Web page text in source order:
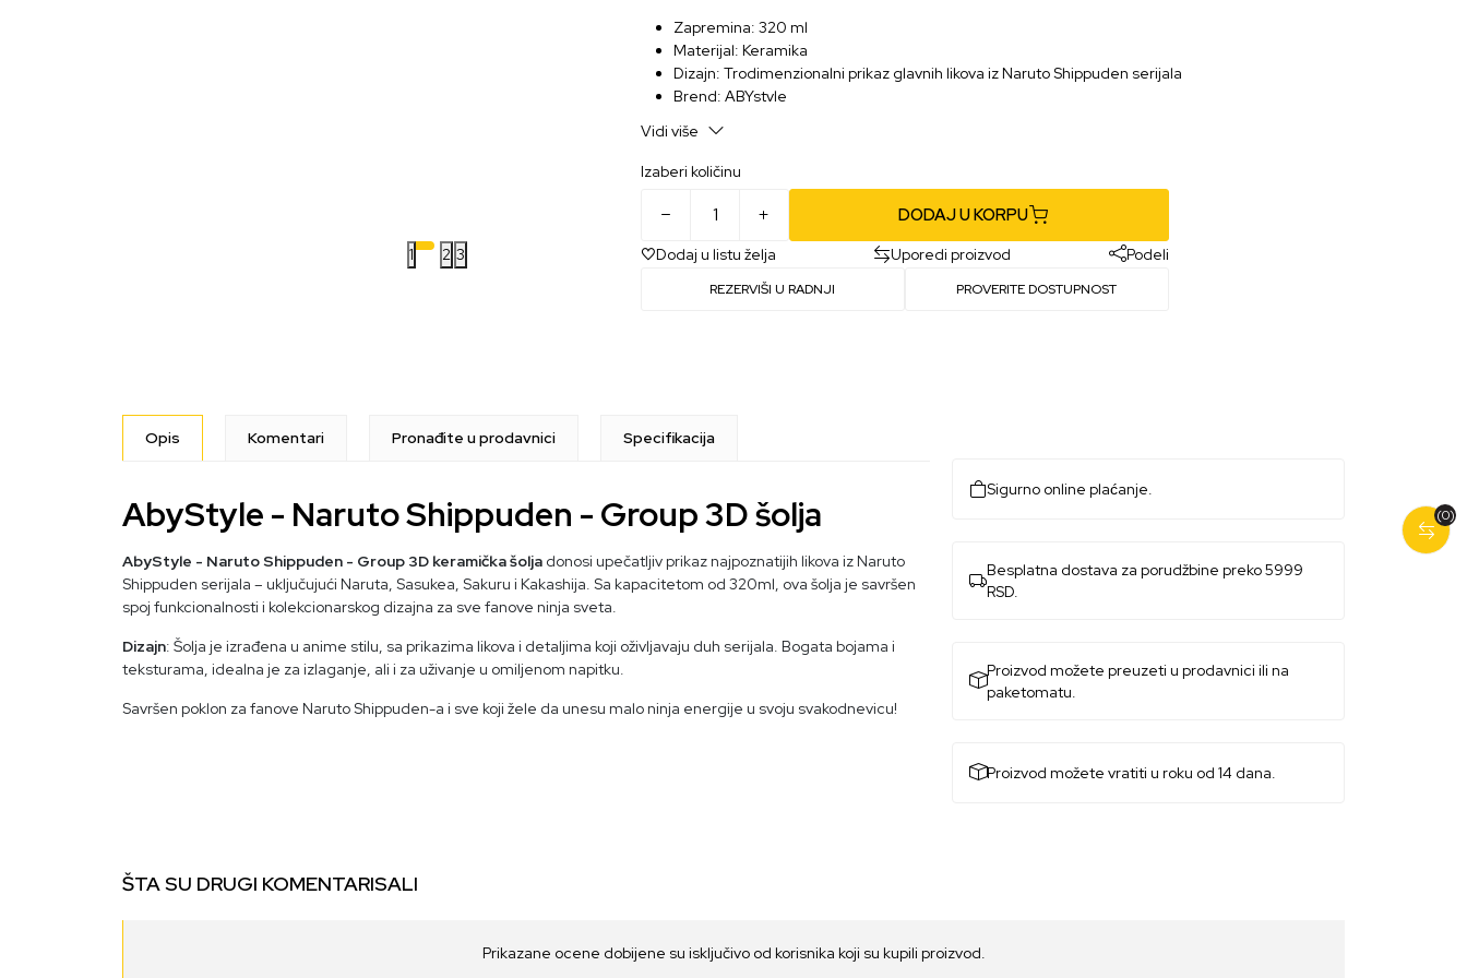
1 2 3
Zapremina: 320 ml
Materijal: Keramika
Dizajn: Trodimenzionalni prikaz glavnih likova iz Naruto Shippuden serijala
Brend: ABYstyle
Pogodna za mikrotalasnu i mašinu za sudove
Vidi više
Izaberi količinu
DODAJ U KORPU
Dodaj u listu želja Uporedi proizvod Podeli
REZERVIŠI U RADNJI PROVERITE DOSTUPNOST
(0)
Opis Komentari Pronađite u prodavnici Specifikacija
AbyStyle - Naruto Shippuden - Group 3D šolja
AbyStyle - Naruto Shippuden - Group 3D keramička šolja donosi upečatljiv prikaz najpoznatijih likova iz Naruto
Shippuden serijala – uključujući Naruta, Sasukea, Sakuru i Kakashija. Sa kapacitetom od 320ml, ova šolja je savršen
spoj funkcionalnosti i kolekcionarskog dizajna za sve fanove ninja sveta.
Dizajn: Šolja je izrađena u anime stilu, sa prikazima likova i detaljima koji oživljavaju duh serijala. Bogata bojama i
teksturama, idealna je za izlaganje, ali i za uživanje u omiljenom napitku.
Savršen poklon za fanove Naruto Shippuden-a i sve koji žele da unesu malo ninja energije u svoju svakodnevicu!
Sigurno online plaćanje.
Besplatna dostava za porudžbine preko 5999
RSD.
Proizvod možete preuzeti u prodavnici ili na
paketomatu.
Proizvod možete vratiti u roku od 14 dana.
ŠTA SU DRUGI KOMENTARISALI
Prikazane ocene dobijene su isključivo od korisnika koji su kupili proizvod.